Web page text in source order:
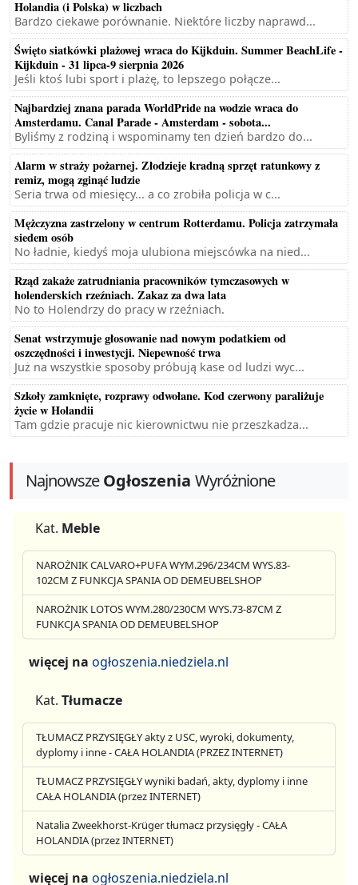
Holandia (i Polska) w liczbach
Bardzo ciekawe porównanie. Niektóre liczby naprawd...
Święto siatkówki plażowej wraca do Kijkduin. Summer BeachLife -
Kijkduin - 31 lipca-9 sierpnia 2026
Jeśli ktoś lubi sport i plażę, to lepszego połącze...
Najbardziej znana parada WorldPride na wodzie wraca do
Amsterdamu. Canal Parade - Amsterdam - sobota...
Byliśmy z rodziną i wspominamy ten dzień bardzo do...
Alarm w straży pożarnej. Złodzieje kradną sprzęt ratunkowy z
remiz, mogą zginąć ludzie
Seria trwa od miesięcy... a co zrobiła policja w c...
Mężczyzna zastrzelony w centrum Rotterdamu. Policja zatrzymała
siedem osób
No ładnie, kiedyś moja ulubiona miejscówka na nied...
Rząd zakaże zatrudniania pracowników tymczasowych w
holenderskich rzeźniach. Zakaz za dwa lata
No to Holendrzy do pracy w rzeźniach.
Senat wstrzymuje głosowanie nad nowym podatkiem od
oszczędności i inwestycji. Niepewność trwa
Już na wszystkie sposoby próbują kase od ludzi wyc...
Szkoły zamknięte, rozprawy odwołane. Kod czerwony paraliżuje
życie w Holandii
Tam gdzie pracuje nic kierownictwu nie przeszkadza...
NajnowszeOgłoszenia Wyróżnione
Kat. Meble
NAROŻNIK CALVARO+PUFA WYM.296/234CM WYS.83-
102CM Z FUNKCJA SPANIA OD DEMEUBELSHOP
NAROŻNIK LOTOS WYM.280/230CM WYS.73-87CM Z
FUNKCJA SPANIA OD DEMEUBELSHOP
więcej na ogłoszenia.niedziela.nl
Kat. Tłumacze
TŁUMACZ PRZYSIĘGŁY akty z USC, wyroki, dokumenty,
dyplomy i inne - CAŁA HOLANDIA (PRZEZ INTERNET)
TŁUMACZ PRZYSIĘGŁY wyniki badań, akty, dyplomy i inne
CAŁA HOLANDIA (przez INTERNET)
Natalia Zweekhorst-Krüger tłumacz przysięgły - CAŁA
HOLANDIA (przez INTERNET)
więcej na ogłoszenia.niedziela.nl